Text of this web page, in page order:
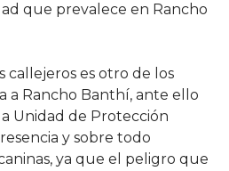
que prevalece en Rancho
callejeros es otro de los
a Rancho Banthí, ante ello
Unidad de Protección
y sobre todo
ya que el peligro que